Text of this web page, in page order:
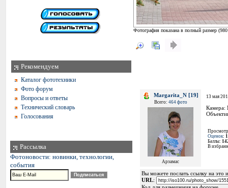
Рекомендуем
Каталог фототехники
Фото форум
Вопросы и ответы
Технический словарь
Голосования
Рассылка
Фотоновости: новинки, технологии,
события
Фотография показана в полный размер (
Margarita_N [19]
Всего: 464 фото
Арзамас
13 мая
Камера:
Оценок:
Баллы:
В
Вы можете послать ссылку на это
URL: